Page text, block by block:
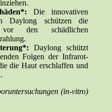
Die innovativen
Daylong schützen die
vor den schädlichen
Daylong schützt
Folgen der Infrarot-
die Haut erschlaffen und
(in-vitro)